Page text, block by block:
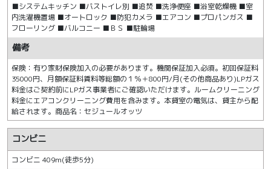
■システムキッチン ■バストイレ別 ■追焚 ■洗浄便座 ■浴室乾燥機 ■室
内洗濯機置場 ■オートロック ■防犯カメラ ■エアコン ■プロパンガス ■
フローリング ■バルコニー ■ＢＳ ■駐輪場
備考
保険：有り家財保険加入の必要があります。機関保証加入必須。初回保証料
35000円、月額保証料賃料等総額の１％＋800円/月(その他商品あり)LPガス
料金はご契約前にLPガス事業者にご確認いただけます。ルームクリーニング
料金にエアコンクリーニング費用を含みます。本貸室の電気は、貸主から配
給されます。商品名：セジュールオッツ
コンビニ
コンビニ 409m(徒歩5分)